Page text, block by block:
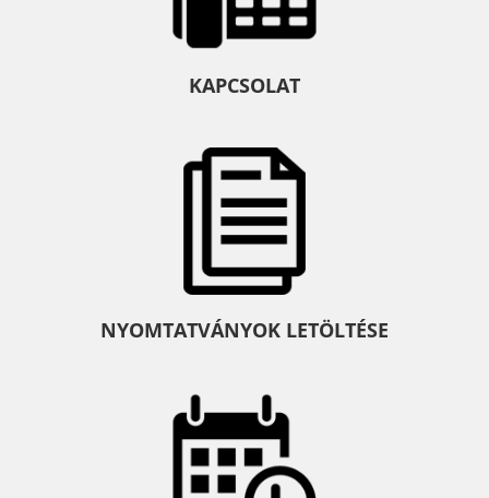
KAPCSOLAT
NYOMTATVÁNYOK LETÖLTÉSE